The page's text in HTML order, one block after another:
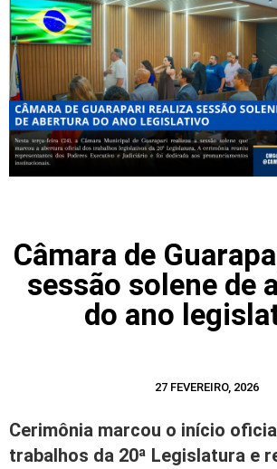
Câmara de
sessão solene de
do ano
27 FEVEREIRO, 2026
Cerimônia marcou o início
trabalhos da 20ª Legislatura e